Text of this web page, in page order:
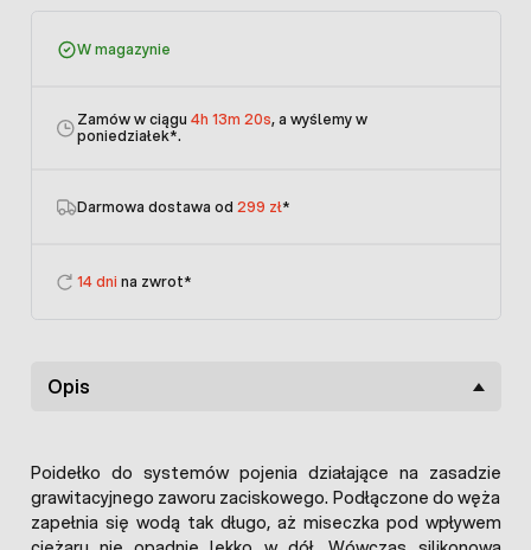
W magazynie
Zamów w ciągu 4h 13m 20s, a wyślemy w
poniedziałek*.
Darmowa dostawa od 299 zł*
14 dni na zwrot*
Opis
Poidełko do systemów pojenia działające na zasadzie
grawitacyjnego zaworu zaciskowego. Podłączone do węża
zapełnia się wodą tak długo, aż miseczka pod wpływem